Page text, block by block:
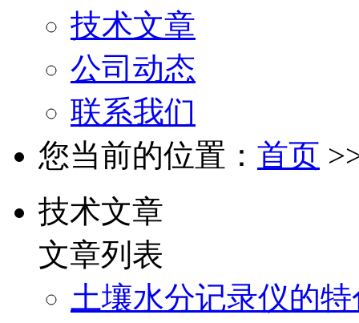
技术文章
公司动态
联系我们
您当前的位置： 首页
技术文章
文章列表
土壤水分记录仪的特